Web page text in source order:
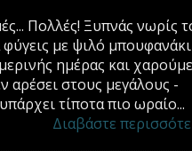
Πολλές! Ξυπνάς νωρίς
με ψιλό
ημέρας και
αρέσει στους μεγάλους -
τίποτα πιο ωραίο...
Διαβάστε